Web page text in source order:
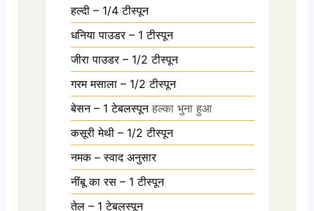
हल्दी – 1/4 टीस्पून
धनिया पाउडर – 1 टीस्पून
जीरा पाउडर – 1/2 टीस्पून
गरम मसाला – 1/2 टीस्पून
बेसन – 1 टेबलस्पून हल्का भुना हुआ
कसूरी मेथी – 1/2 टीस्पून
नमक – स्वाद अनुसार
नींबू का रस – 1 टीस्पून
तेल – 1 टेबलस्पून